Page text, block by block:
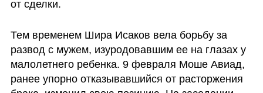
от сделки.
Тем временем Шира Исаков вела борьбу за
развод с мужем, изуродовавшим ее на глазах у
малолетнего ребенка. 9 февраля Моше Авиад,
ранее упорно отказывавшийся от расторжения